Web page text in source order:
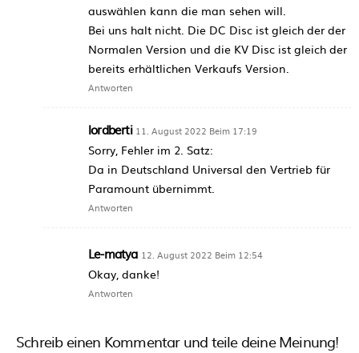
auswählen kann die man sehen will.
Bei uns halt nicht. Die DC Disc ist gleich der der
Normalen Version und die KV Disc ist gleich der
bereits erhältlichen Verkaufs Version.
Antworten
lordberti 11. August 2022 Beim 17:19
Sorry, Fehler im 2. Satz:
Da in Deutschland Universal den Vertrieb für
Paramount übernimmt.
Antworten
Le-matya 12. August 2022 Beim 12:54
Okay, danke!
Antworten
Schreib einen Kommentar und teile deine Meinung!